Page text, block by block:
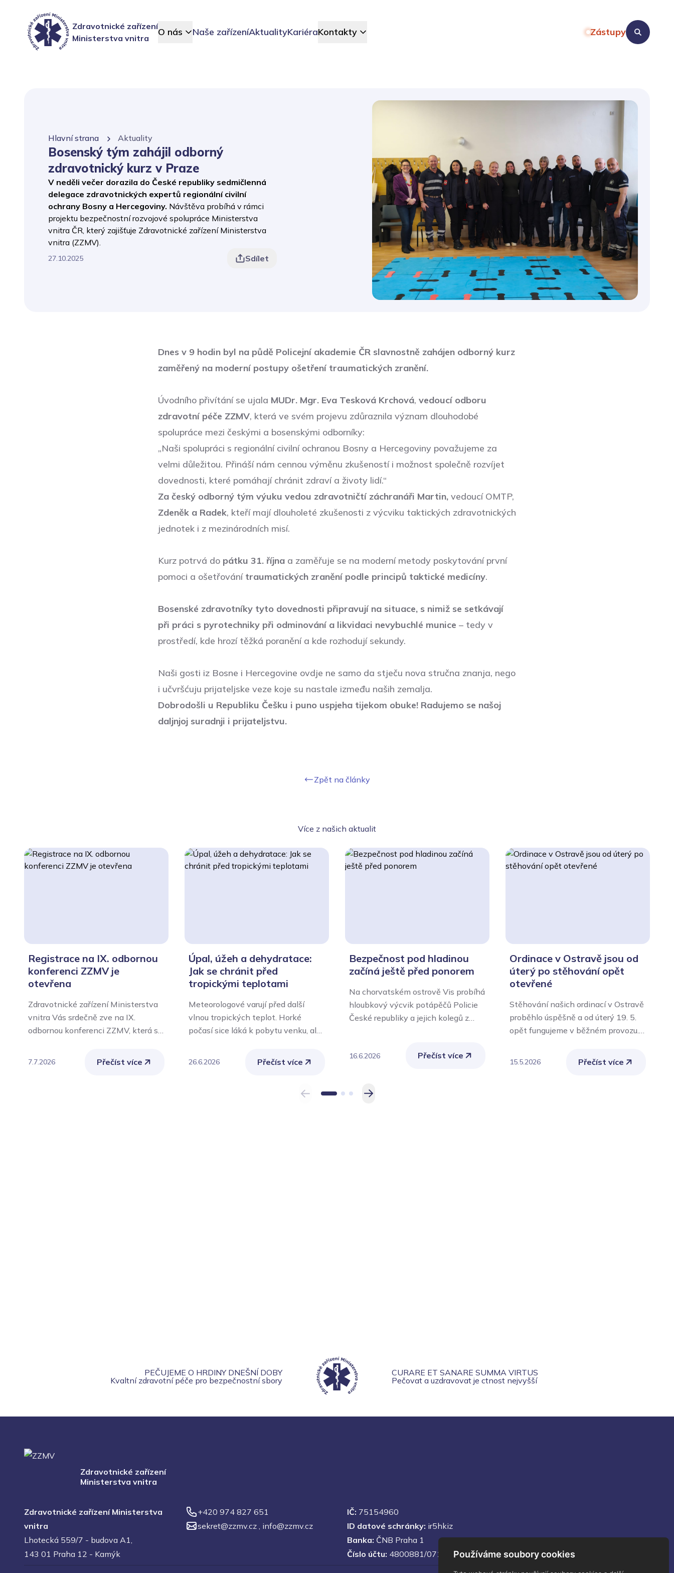
Používáme soubory cookies
Zdravotnické zařízení
Ministerstva vnitra
O nás Naše zařízeníAktualityKariéraKontakty Zástupy
Hlavní strana Aktuality
Bosenský tým zahájil odborný
zdravotnický kurz v Praze
V neděli večer dorazila do České republiky sedmičlenná
delegace zdravotnických expertů regionální civilní
ochrany Bosny a Hercegoviny. Návštěva probíhá v rámci
projektu bezpečnostní rozvojové spolupráce Ministerstva
vnitra ČR, který zajišťuje Zdravotnické zařízení Ministerstva
vnitra (ZZMV).
27.10.2025 Sdílet
Dnes v 9 hodin byl na půdě Policejní akademie ČR slavnostně zahájen odborný kurz
zaměřený na moderní postupy ošetření traumatických zranění.
Úvodního přivítání se ujala MUDr. Mgr. Eva Tesková Krchová, vedoucí odboru
zdravotní péče ZZMV, která ve svém projevu zdůraznila význam dlouhodobé
spolupráce mezi českými a bosenskými odborníky:
„Naši spolupráci s regionální civilní ochranou Bosny a Hercegoviny považujeme za
velmi důležitou. Přináší nám cennou výměnu zkušeností i možnost společně rozvíjet
dovednosti, které pomáhají chránit zdraví a životy lidí.“
Za český odborný tým výuku vedou zdravotničtí záchranáři Martin,vedoucí OMTP,
Zdeněk a Radek, kteří mají dlouholeté zkušenosti z výcviku taktických zdravotnických
jednotek i z mezinárodních misí.
Kurz potrvá do pátku 31. říjnaa zaměřuje se na moderní metody poskytování první
pomoci a ošetřování traumatických zranění podle principů taktické medicíny.
Bosenské zdravotníky tyto dovednosti připravují na situace, s nimiž se setkávají
při práci s pyrotechniky při odminování a likvidaci nevybuchlé munice – tedy v
prostředí, kde hrozí těžká poranění a kde rozhodují sekundy.
Naši gosti iz Bosne i Hercegovine ovdje ne samo da stječu nova stručna znanja, nego
i učvršćuju prijateljske veze koje su nastale između naših zemalja.
Dobrodošli u Republiku Češku i puno uspjeha tijekom obuke! Radujemo se našoj
daljnjoj suradnji i prijateljstvu.
Zpět na články
Více z našich aktualit
Registrace na IX. odbornou
konferenci ZZMV je
otevřena
Zdravotnické zařízení Ministerstva
vnitra Vás srdečně zve na IX.
odbornou konferenci ZZMV, která se
7.7.2026 Přečíst více
Úpal, úžeh a dehydratace:
Jak se chránit před
tropickými teplotami
Meteorologové varují před další
vlnou tropických teplot. Horké
počasí sice láká k pobytu venku, ale
ženy, ale také osoby pracující venku
26.6.2026 Přečíst více
Bezpečnost pod hladinou
začíná ještě před ponorem
Na chorvatském ostrově Vis probíhá
hloubkový výcvik potápěčů Policie
České republiky a jejich kolegů z
po celou dobu akce odborné
průběhu každého ponoru. Příprava
16.6.2026 Přečíst více
Ordinace v Ostravě jsou od
úterý po stěhování opět
otevřené
Stěhování našich ordinací v Ostravě
proběhlo úspěšně a od úterý 19. 5.
opět fungujeme v běžném provozu.
15.5.2026 Přečíst více
PEČUJEME O HRDINY DNEŠNÍ DOBY
Kvaltní zdravotní péče pro bezpečnostní sbory
CURARE ET SANARE SUMMA VIRTUS
Pečovat a uzdravovat je ctnost nejvyšší
Zdravotnické zařízení
Ministerstva vnitra
Zdravotnické zařízení Ministerstva
vnitra
Lhotecká 559/7 - budova A1,
143 01 Praha 12 - Kamýk
+420 974 827 651
sekret@zzmv.cz info@zzmv.cz
IČ: 75154960
ID datové schránky: ir5hkiz
Banka: ČNB Praha 1
Číslo účtu: 4800881/0710